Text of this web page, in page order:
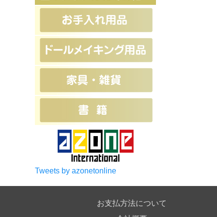
Tweets by azonetonline
お支払方法について